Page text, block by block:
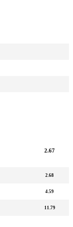
2.67
2.68
4.59
11.79